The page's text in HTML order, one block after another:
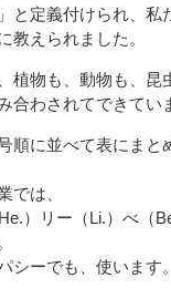
と定義付けられ、私
教えられました。
植物も、動物も、昆
合わされてできてい
順に並べて表にまと
では、
）リー（Li.）べ（
シーでも、使います。